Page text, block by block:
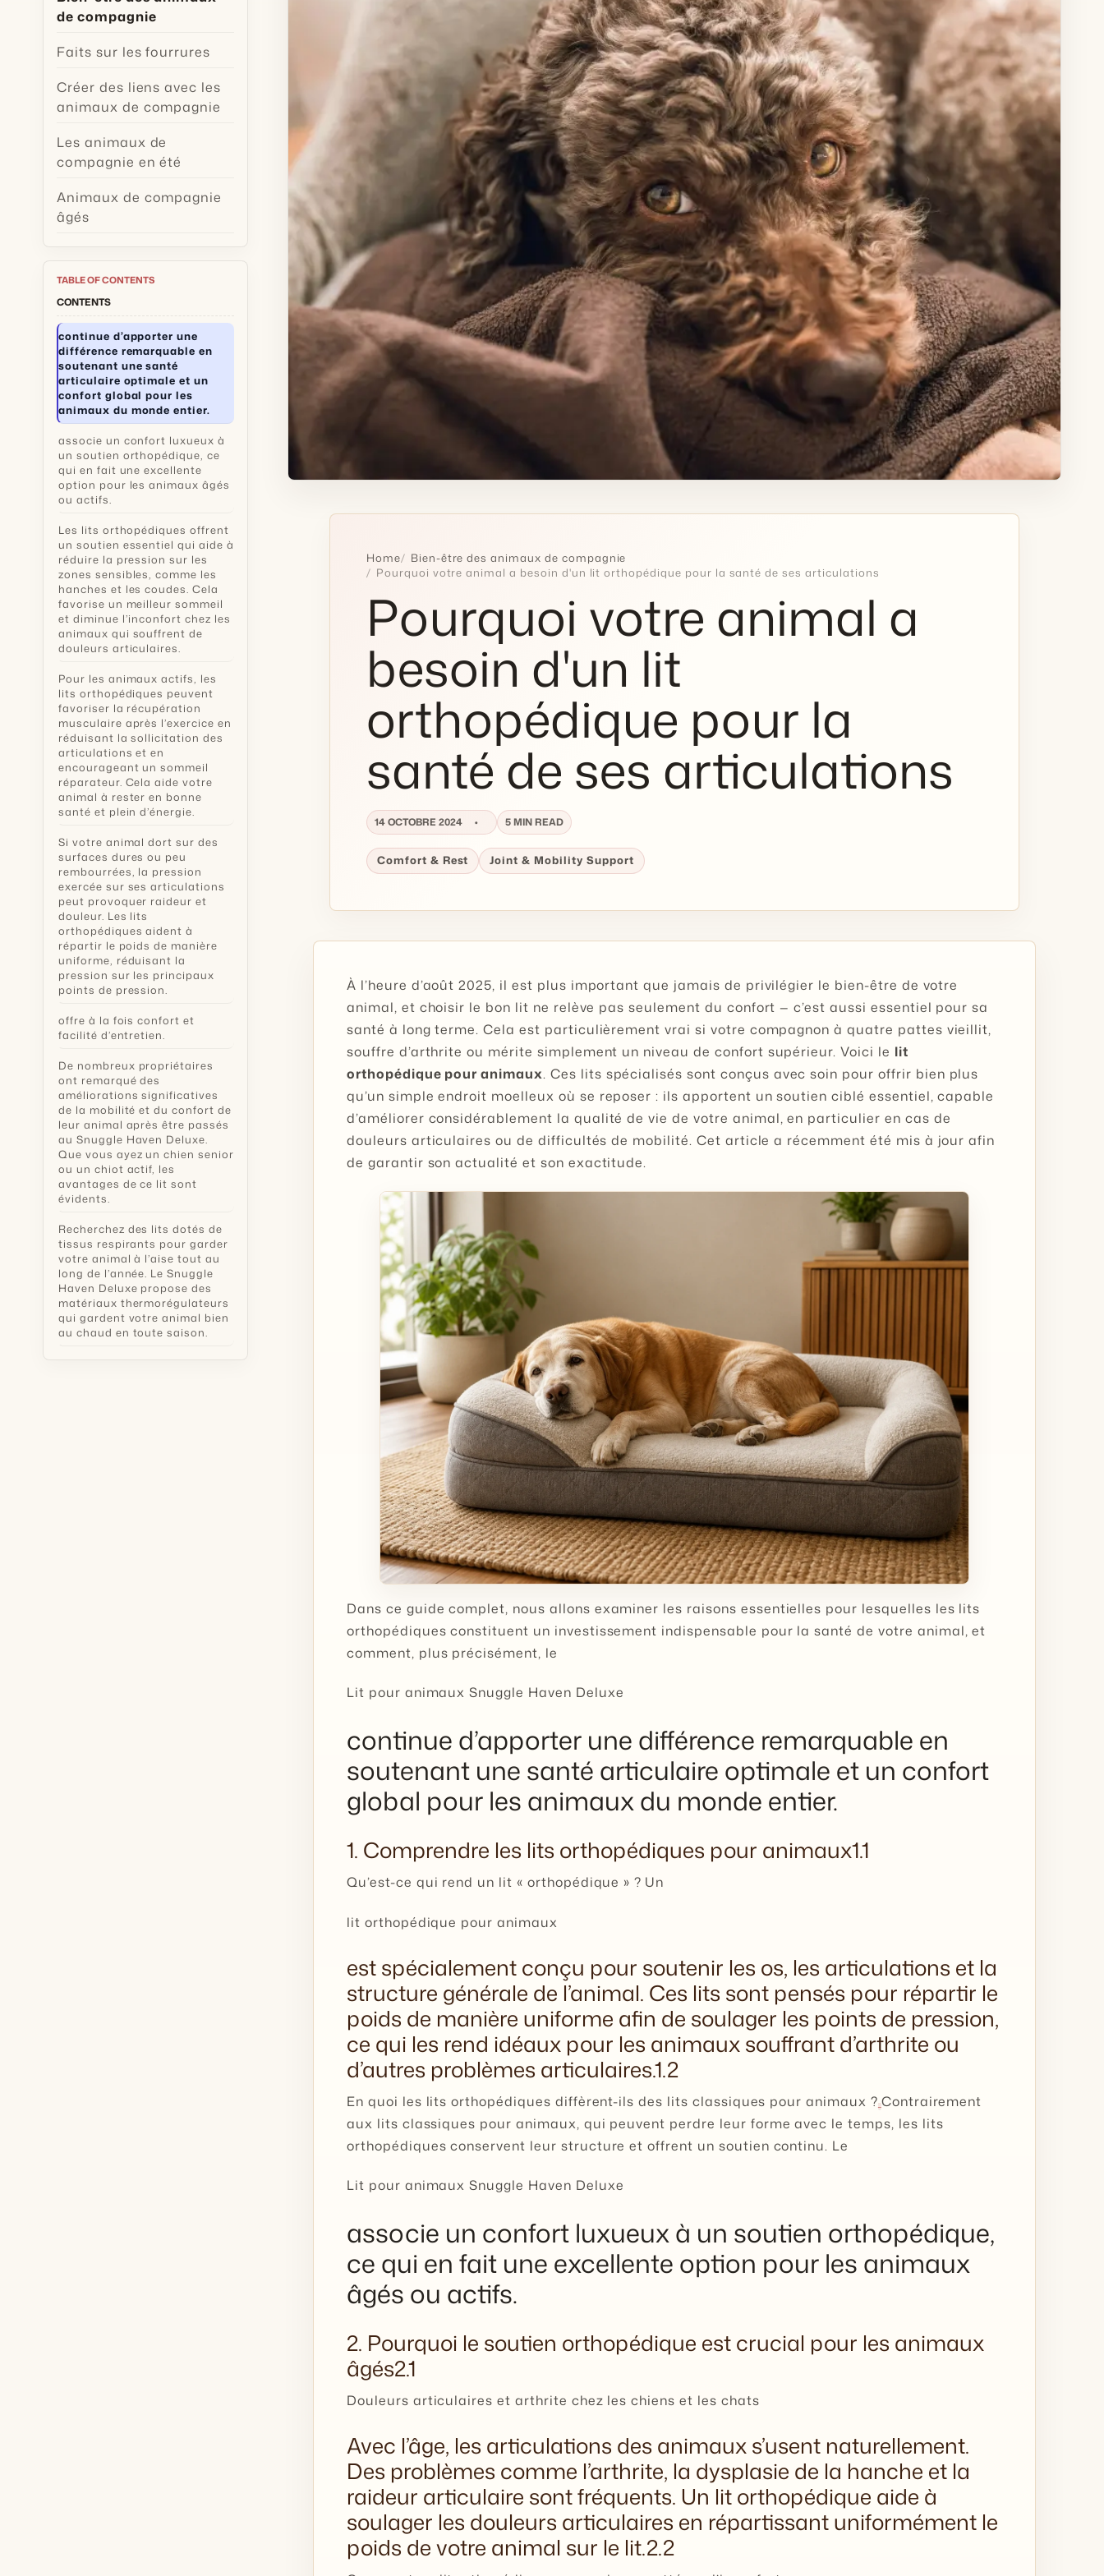
de compagnie
Faits sur les fourrures
Créer des liens avec les
animaux de compagnie
Les animaux de
compagnie en été
Animaux de compagnie
âgés
TABLE OF CONTENTS
CONTENTS
continue d’apporter une
différence remarquable en
soutenant une santé
articulaire optimale et un
confort global pour les
animaux du monde entier.
associe un confort luxueux à
un soutien orthopédique, ce
qui en fait une excellente
option pour les animaux âgés
ou actifs.
Les lits orthopédiques offrent
un soutien essentiel qui aide à
réduire la pression sur les
zones sensibles, comme les
hanches et les coudes. Cela
favorise un meilleur sommeil
et diminue l’inconfort chez les
animaux qui souffrent de
douleurs articulaires.
Pour les animaux actifs, les
lits orthopédiques peuvent
favoriser la récupération
musculaire après l’exercice en
réduisant la sollicitation des
articulations et en
encourageant un sommeil
réparateur. Cela aide votre
animal à rester en bonne
santé et plein d’énergie.
Si votre animal dort sur des
surfaces dures ou peu
rembourrées, la pression
exercée sur ses articulations
peut provoquer raideur et
douleur. Les lits
orthopédiques aident à
répartir le poids de manière
uniforme, réduisant la
pression sur les principaux
points de pression.
offre à la fois confort et
facilité d’entretien.
De nombreux propriétaires
ont remarqué des
améliorations significatives
de la mobilité et du confort de
leur animal après être passés
au Snuggle Haven Deluxe.
Que vous ayez un chien senior
ou un chiot actif, les
avantages de ce lit sont
évidents.
Recherchez des lits dotés de
tissus respirants pour garder
votre animal à l’aise tout au
long de l’année. Le Snuggle
Haven Deluxe propose des
matériaux thermorégulateurs
qui gardent votre animal bien
au chaud en toute saison.
Home
Bien-être des animaux de compagnie
Pourquoi votre animal a besoin d'un lit orthopédique pour la santé de ses articulations
Pourquoi votre animal a
besoin d'un lit
orthopédique pour la
santé de ses articulations
14 OCTOBRE 2024 5 MIN READ
Comfort & Rest Joint & Mobility Support
À l’heure d’août 2025, il est plus important que jamais de privilégier le bien-être de votre
animal, et choisir le bon lit ne relève pas seulement du confort — c’est aussi essentiel pour sa
santé à long terme. Cela est particulièrement vrai si votre compagnon à quatre pattes vieillit,
souffre d’arthrite ou mérite simplement un niveau de confort supérieur. Voici le lit
orthopédique pour animaux. Ces lits spécialisés sont conçus avec soin pour offrir bien plus
qu’un simple endroit moelleux où se reposer : ils apportent un soutien ciblé essentiel, capable
d’améliorer considérablement la qualité de vie de votre animal, en particulier en cas de
douleurs articulaires ou de difficultés de mobilité. Cet article a récemment été mis à jour afin
de garantir son actualité et son exactitude.
Dans ce guide complet, nous allons examiner les raisons essentielles pour lesquelles les lits
orthopédiques constituent un investissement indispensable pour la santé de votre animal, et
comment, plus précisément, le
Lit pour animaux Snuggle Haven Deluxe
continue d’apporter une différence remarquable en
soutenant une santé articulaire optimale et un confort
global pour les animaux du monde entier.
1. Comprendre les lits orthopédiques pour animaux1.1
Qu’est-ce qui rend un lit « orthopédique » ? Un
lit orthopédique pour animaux
est spécialement conçu pour soutenir les os, les articulations et la
structure générale de l’animal. Ces lits sont pensés pour répartir le
poids de manière uniforme afin de soulager les points de pression,
ce qui les rend idéaux pour les animaux souffrant d’arthrite ou
d’autres problèmes articulaires.1.2
En quoi les lits orthopédiques diffèrent-ils des lits classiques pour animaux ? Contrairement
aux lits classiques pour animaux, qui peuvent perdre leur forme avec le temps, les lits
orthopédiques conservent leur structure et offrent un soutien continu. Le
Lit pour animaux Snuggle Haven Deluxe
associe un confort luxueux à un soutien orthopédique,
ce qui en fait une excellente option pour les animaux
âgés ou actifs.
2. Pourquoi le soutien orthopédique est crucial pour les animaux
âgés2.1
Douleurs articulaires et arthrite chez les chiens et les chats
Avec l’âge, les articulations des animaux s’usent naturellement.
Des problèmes comme l’arthrite, la dysplasie de la hanche et la
raideur articulaire sont fréquents. Un lit orthopédique aide à
soulager les douleurs articulaires en répartissant uniformément le
poids de votre animal sur le lit.2.2